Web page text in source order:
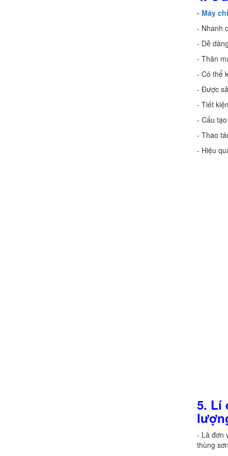
- Máy
- Nhanh
- Dễ
- Thân
- Có thể
- Được
- Tiết
- Cấu
- Thao
- Hiệu
5. Lí
- Là đơn
thùng